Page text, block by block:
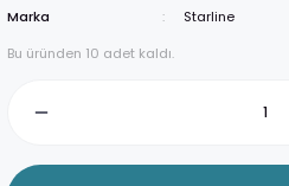
Marka
Starline
Bu üründen 10 adet kaldı.